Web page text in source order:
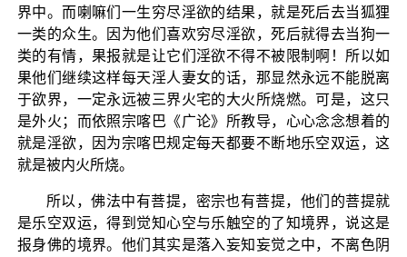
界中。而喇嘛们一生穷尽淫欲的结果，就是死后去当狐狸
一类的众生。因为他们喜欢穷尽淫欲，死后就得去当狗一
类的有情，果报就是让它们淫欲不得不被限制啊！所以如
果他们继续这样每天淫人妻女的话，那显然永远不能脱离
于欲界，一定永远被三界火宅的大火所烧燃。可是，这只
是外火；而依照宗喀巴《广论》所教导，心心念念想着的
就是淫欲，因为宗喀巴规定每天都要不断地乐空双运，这
就是被内火所烧。
所以，佛法中有菩提，密宗也有菩提，他们的菩提就
是乐空双运，得到觉知心空与乐触空的了知境界，说这是
报身佛的境界。他们其实是落入妄知妄觉之中，不离色阴